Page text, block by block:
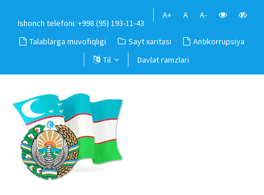
Ishonch telefoni: +998 (95) 193-11-43
A+ A A-
Talablarga muvofiqligi Sayt xaritasi
Antikorrupsiya
Til
Davlat ramzlari